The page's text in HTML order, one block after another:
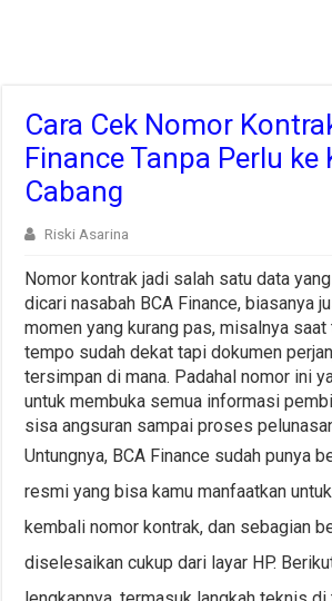
Cara Cek Nomor
Finance Tanpa Perlu ke
Cabang
Riski Asarina
Nomor kontrak jadi salah satu data
dicari nasabah BCA Finance, biasanya
momen yang kurang pas, misalnya saat
tempo sudah dekat tapi dokumen
tersimpan di mana. Padahal nomor ini
untuk membuka semua informasi
sisa angsuran sampai proses
Untungnya, BCA Finance sudah punya
resmi yang bisa kamu manfaatkan
kembali nomor kontrak, dan sebagian
diselesaikan cukup dari layar HP.